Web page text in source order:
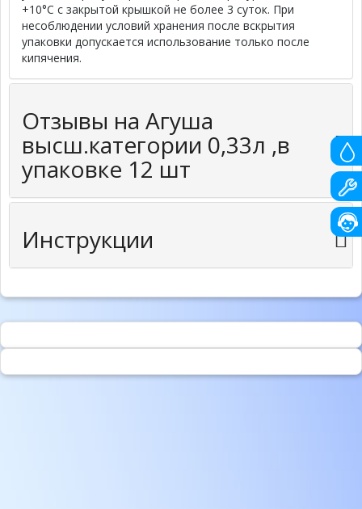
+10°С с закрытой крышкой не более 3 суток. При
несоблюдении условий хранения после вскрытия
упаковки допускается использование только после
кипячения.
Отзывы на Агуша
высш.категории 0,33л ,в
упаковке 12 шт
Инструкции